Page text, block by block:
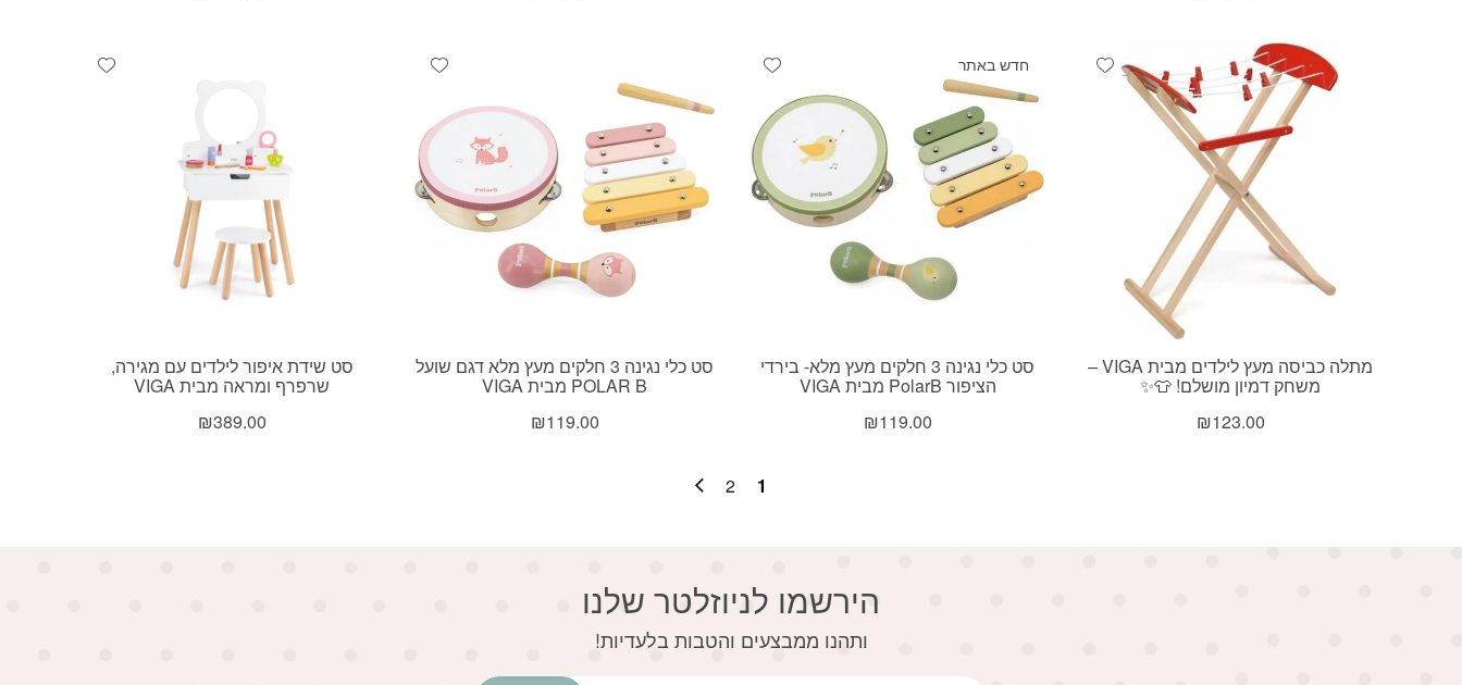
Add wishlist
מתלה כביסה מעץ לילדים מבית VIGA –
משחק דמיון מושלם! 👕✨
₪123.00
Add wishlist חדש באתר
סט כלי נגינה 3 חלקים מעץ מלא- בירדי
הציפור PolarB מבית VIGA
₪119.00
Add wishlist
סט כלי נגינה 3 חלקים מעץ מלא דגם שועל
POLAR B מבית VIGA
₪119.00
Add wishlist
סט שידת איפור לילדים עם מגירה,
שרפרף ומראה מבית VIGA
₪389.00
1
2
הירשמו לניוזלטר שלנו
ותהנו ממבצעים והטבות בלעדיות!
דוא׳׳ל